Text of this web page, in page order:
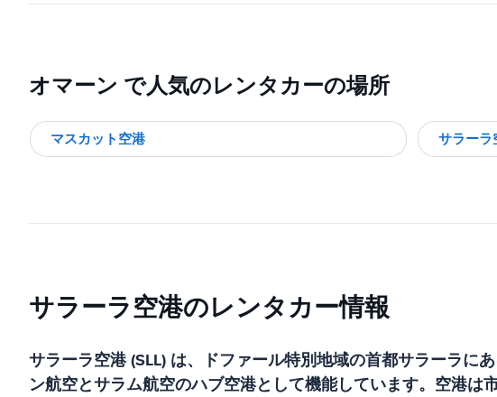
オマーン で人気のレンタカーの場所
マスカット空港 サラーラ
サラーラ空港のレンタカー情報
サラーラ空港 (SLL) は、ドファール特別地域の首都サラーラ
ン航空とサラム航空のハブ空港として機能しています。空港は